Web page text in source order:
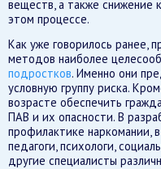
веществ, а также снижение
этом процессе.
Как уже говорилось ранее,
методов наиболее
подростков. Именно они
условную группу риска.
возрасте обеспечить
ПАВ и их опасности. В
профилактике наркомании,
педагоги, психологи,
другие специалисты